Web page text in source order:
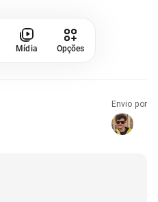
Mídia Opções
Envio por